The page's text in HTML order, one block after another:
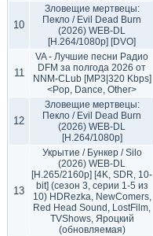
10
Зловещие мертвецы:
Пекло / Evil Dead Burn
(2026) WEB-DL
[H.264/1080p] [DVO]
11
VA - Лучшие песни Радио
DFM за полгода 2026 от
NNM-CLub [MP3|320 Kbps]
<Pop, Dance, Other>
12
Зловещие мертвецы:
Пекло / Evil Dead Burn
(2026) WEB-DL
[H.264/1080p]
13
Укрытие / Бункер / Silo
(2026) WEB-DL
[H.265/2160p] [4K, SDR, 10-
bit] (сезон 3, серии 1-5 из
10) HDRezka, NewComers,
Red Head Sound, LostFilm,
TVShows, Яроцкий
(обновляемая)